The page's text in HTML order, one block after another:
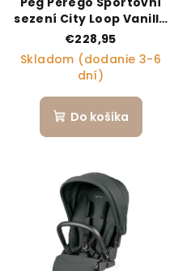
sezení City Loop Vanilla
Blend
€228,95
Skladom (dodanie 3-6
dní)
Do košíka